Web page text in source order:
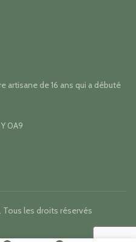
artisane de 16 ans qui a débuté
0A9
. Tous les droits réservés